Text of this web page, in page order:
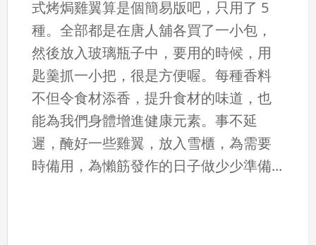
式烤焗雞翼算是個簡易版吧，只用了 5
種。全部都是在唐人舖各買了一小包，
然後放入玻璃瓶子中，要用的時候，用
匙羹抓一小把，很是方便喔。每種香料
不但令食材添香，提升食材的味道，也
能為我們身體增進健康元素。事不延
遲，醃好一些雞翼，放入雪櫃，為需要
時備用，為懶筋發作的日子做少少準備...